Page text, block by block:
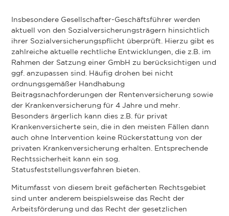
Insbesondere Gesellschafter-Geschäftsführer werden
aktuell von den Sozialversicherungsträgern hinsichtlich
ihrer Sozialversicherungspflicht überprüft. Hierzu gibt es
zahlreiche aktuelle rechtliche Entwicklungen, die z.B. im
Rahmen der Satzung einer GmbH zu berücksichtigen und
ggf. anzupassen sind. Häufig drohen bei nicht
ordnungsgemäßer Handhabung
Beitragsnachforderungen der Rentenversicherung sowie
der Krankenversicherung für 4 Jahre und mehr.
Besonders ärgerlich kann dies z.B. für privat
Krankenversicherte sein, die in den meisten Fällen dann
auch ohne Intervention keine Rückerstattung von der
privaten Krankenversicherung erhalten. Entsprechende
Rechtssicherheit kann ein sog.
Statusfeststellungsverfahren bieten.
Mitumfasst von diesem breit gefächerten Rechtsgebiet
sind unter anderem beispielsweise das Recht der
Arbeitsförderung und das Recht der gesetzlichen